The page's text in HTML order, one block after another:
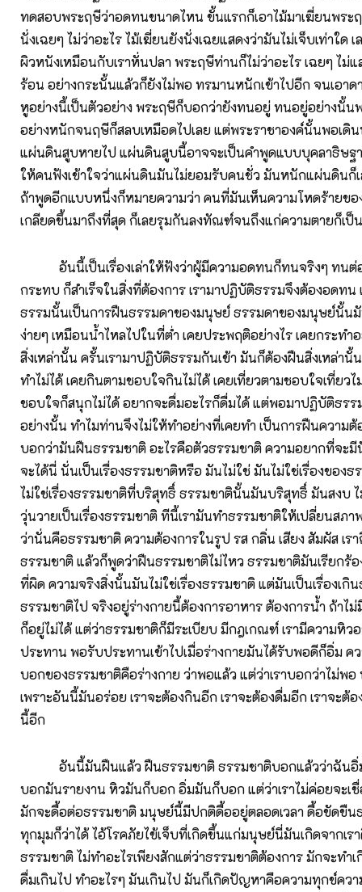
ทดสอบพระฤษีว่าอดทนขนาดไหน ขั้นแรกก็เอาไม้มาเฆี่ยนพระ
นั่งเฉยๆ ไม่ว่าอะไร ไม้เฆี่ยนยังนั่งเฉยแสดงว่ามันไม่เจ็บเท่าใด เ
ผิวหนังเหมือนกับเราหั่นปลา พระฤษีท่านก็ไม่ว่าอะไร เฉยๆ ไม่
ร้อน อย่างกระนั้นแล้วก็ยังไม่พอ ทรมานหนักเข้าไปอีก จนเอาด
หูอย่างนี้เป็นตัวอย่าง พระฤษีก็บอกว่ายังทนอยู่ ทนอยู่อย่างนั้น
อย่างหนักจนฤษีก็สลบเหมือดไปเลย แต่พระราชาองค์นั้นพอเดิ
แผ่นดินสูบหายไป แผ่นดินสูบนี้อาจจะเป็นคำพูดแบบบุคลาธิษฐ
ให้คนฟังเข้าใจว่าแผ่นดินมันไม่ยอมรับคนชั่ว มันหนักแผ่นดินก็
ถ้าพูดอีกแบบหนึ่งก็หมายความว่า คนที่มันเห็นความโหดร้ายขอ
เกลียดขึ้นมาถึงที่สุด ก็เลยรุมกันลงทัณฑ์จนถึงแก่ความตายก็เป็
อันนี้เป็นเรื่องเล่าให้ฟังว่าผู้มีความอดทนก็ทนจริงๆ ทนต่
กระทบ ก็สำเร็จในสิ่งที่ต้องการ เรามาปฏิบัติธรรมจึงต้องอดทน
ธรรมนั้นเป็นการฝืนธรรมดาของมนุษย์ ธรรมดาของมนุษย์นั้น
ง่ายๆ เหมือนน้ำไหลไปในที่ต่ำ เคยประพฤติอย่างไร เคยกระท
สิ่งเหล่านั้น ครั้นเรามาปฏิบัติธรรมกันเข้า มันก็ต้องฝืนสิ่งเหล่านั้
ทำไม่ได้ เคยกินตามชอบใจกินไม่ได้ เคยเที่ยวตามชอบใจเที่ยวไ
ชอบใจก็สนุกไม่ได้ อยากจะดื่มอะไรก็ดื่มได้ แต่พอมาปฏิบัติธร
อย่างนั้น ทำไมท่านจึงไม่ให้ทำอย่างที่เคยทำ เป็นการฝืนความ
บอกว่ามันฝืนธรรมชาติ อะไรคือตัวธรรมชาติ ความอยากที่จะ
จะได้นี่ นั่นเป็นเรื่องธรรมชาติหรือ มันไม่ใช่ มันไม่ใช่เรื่องของธ
ไม่ใช่เรื่องธรรมชาติที่บริสุทธิ์ ธรรมชาตินั้นมันบริสุทธิ์ มันสงบ
วุ่นวายเป็นเรื่องธรรมชาติ ทีนี้เรามันทำธรรมชาติให้เปลี่ยนสภา
ว่านั่นคือธรรมชาติ ความต้องการในรูป รส กลิ่น เสียง สัมผัส เรา
ธรรมชาติ แล้วก็พูดว่าฝืนธรรมชาติไม่ไหว ธรรมชาติมันเรียกร้
ที่ผิด ความจริงสิ่งนั้นมันไม่ใช่เรื่องธรรมชาติ แต่มันเป็นเรื่องเกิ
ธรรมชาติไป จริงอยู่ร่างกายนี้ต้องการอาหาร ต้องการน้ำ ถ้าไ
ก็อยู่ไม่ได้ แต่ว่าธรรมชาติก็มีระเบียบ มีกฎเกณฑ์ เรามีความหิวอ
ประทาน พอรับประทานเข้าไปเมื่อร่างกายมันได้รับพอดีก็อิ่ม ค
บอกของธรรมชาติคือร่างกาย ว่าพอแล้ว แต่ว่าเราบอกว่าไม่พอ
เพราะอันนี้มันอร่อย เราจะต้องกินอีก เราจะต้องดื่มอีก เราจะต้
นี้อีก
อันนี้มันฝืนแล้ว ฝืนธรรมชาติ ธรรมชาติบอกแล้วว่าฉันอิ่
บอกมันรายงาน หิวมันก็บอก อิ่มมันก็บอก แต่ว่าเราไม่ค่อยจะเชื่
มักจะดื้อต่อธรรมชาติ มนุษย์นี้มีปกติดื้ออยู่ตลอดเวลา ดื้อขัดขืน
ทุกมุมก็ว่าได้ ไอ้โรคภัยไข้เจ็บที่เกิดขึ้นแก่มนุษย์นี่มันเกิดจากเร
ธรรมชาติ ไม่ทำอะไรเพียงสักแต่ว่าธรรมชาติต้องการ มักจะทำ
ดื่มเกินไป ทำอะไรๆ มันเกินไป มันก็เกิดปัญหาคือความทุกข์คว